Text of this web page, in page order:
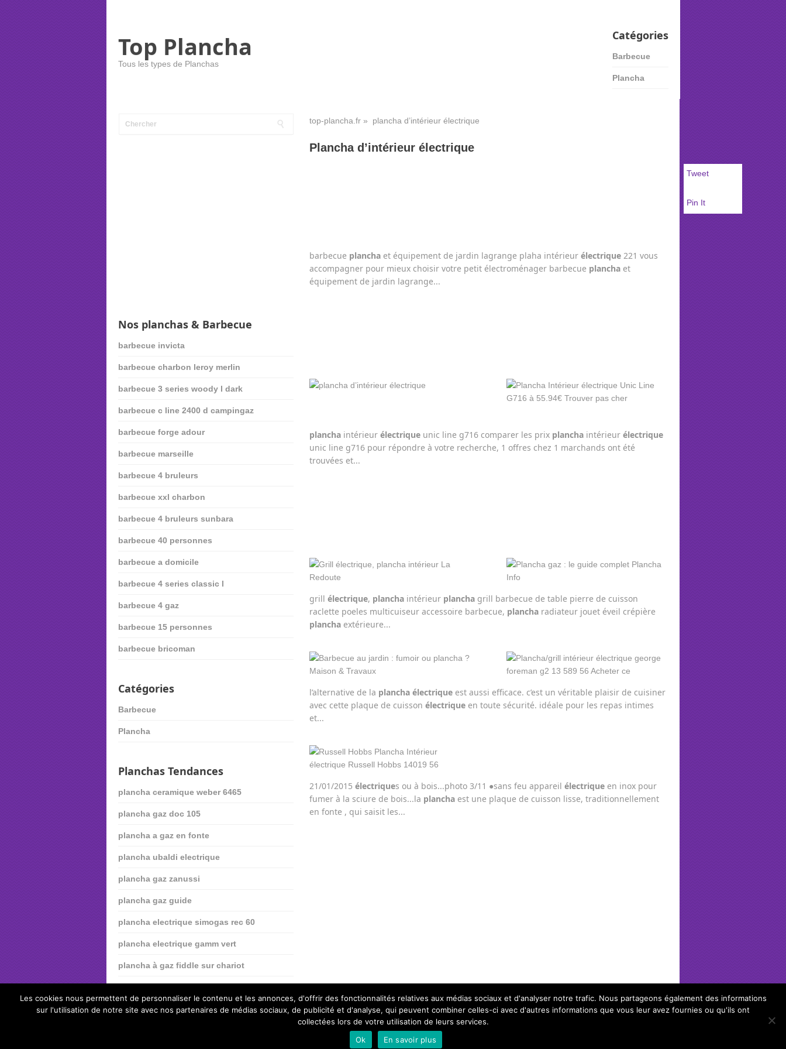
Top Plancha
Tous les types de Planchas
Catégories
Barbecue
Plancha
top-plancha.fr» plancha d’intérieur électrique
Plancha d’intérieur électrique
barbecue planchaet équipement de jardin lagrange plaha intérieur électrique221 vous
accompagner pour mieux choisir votre petit électroménager barbecue planchaet
équipement de jardin lagrange...
planchaintérieur électriqueunic line g716 comparer les prix planchaintérieur électrique
unic line g716 pour répondre à votre recherche, 1 offres chez 1 marchands ont été
trouvées et...
grill électrique, planchaintérieur planchagrill barbecue de table pierre de cuisson
raclette poeles multicuiseur accessoire barbecue, plancharadiateur jouet éveil crépière
planchaextérieure...
l’alternative de la plancha électriqueest aussi efficace. c’est un véritable plaisir de cuisiner
avec cette plaque de cuisson électriqueen toute sécurité. idéale pour les repas intimes
et...
21/01/2015 électriques ou à bois...photo 3/11 ●sans feu appareil électriqueen inox pour
fumer à la sciure de bois...la planchaest une plaque de cuisson lisse, traditionnellement
en fonte , qui saisit les...
Tweet
Pin It
Nos planchas & Barbecue
barbecue invicta
barbecue charbon leroy merlin
barbecue 3 series woody l dark
barbecue c line 2400 d campingaz
barbecue forge adour
barbecue marseille
barbecue 4 bruleurs
barbecue xxl charbon
barbecue 4 bruleurs sunbara
barbecue 40 personnes
barbecue a domicile
barbecue 4 series classic l
barbecue 4 gaz
barbecue 15 personnes
barbecue bricoman
Catégories
Barbecue
Plancha
Planchas Tendances
plancha ceramique weber 6465
plancha gaz doc 105
plancha a gaz en fonte
plancha ubaldi electrique
plancha gaz zanussi
plancha gaz guide
plancha electrique simogas rec 60
plancha electrique gamm vert
plancha à gaz fiddle sur chariot
Les cookies nous permettent de personnaliser le contenu et les annonces, d'offrir des fonctionnalités relatives aux médias sociaux et d'analyser notre trafic. Nous partageons également des informations
sur l'utilisation de notre site avec nos partenaires de médias sociaux, de publicité et d'analyse, qui peuvent combiner celles-ci avec d'autres informations que vous leur avez fournies ou qu'ils ont
collectées lors de votre utilisation de leurs services.
Ok
En savoir plus